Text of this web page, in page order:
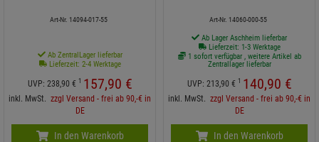
Art-Nr. 14094-017-55
Ab ZentralLager lieferbar
Lieferzeit: 2-4 Werktage
UVP: 238, 90 € 1 157,90 €
inkl. MwSt. zzgl Versand - frei ab 90,-€ in
DE
In den Warenkorb
Art-Nr. 14060-000-55
Ab Lager Aschheim lieferbar
Lieferzeit: 1-3 Werktage
1 sofort verfügbar , weitere Artikel ab
Zentrallager lieferbar
UVP: 213, 90 € 1 140,90 €
inkl. MwSt. zzgl Versand - frei ab 90,-€ in
DE
In den Warenkorb